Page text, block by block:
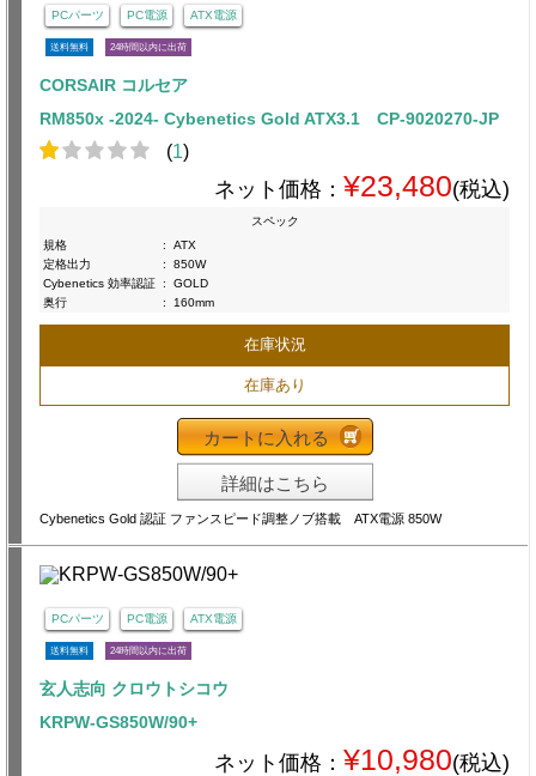
PCパーツ PC電源 ATX電源
送料無料 24時間以内に出荷
CORSAIR コルセア
RM850x -2024- Cybenetics Gold ATX3.1 CP-9020270-JP
(1)
ネット価格： ¥23,480(税込)
スペック
規格
:
ATX
定格出力
:
850W
Cybenetics 効率認証 :
GOLD
奥行
: 160mm
在庫状況
在庫あり
カートに入れる
詳細はこちら
Cybenetics Gold 認証 ファンスピード調整ノブ搭載 ATX電源 850W
PCパーツ PC電源 ATX電源
送料無料 24時間以内に出荷
玄人志向 クロウトシコウ
KRPW-GS850W/90+
ネット価格： ¥10,980(税込)